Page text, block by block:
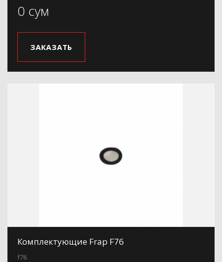
0 сум
ЗАКАЗАТЬ
Комплектующие Frap F76
f76